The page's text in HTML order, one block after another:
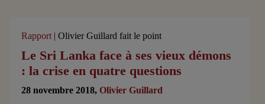
Rapport | Olivier Guillard fait le point
Le Sri Lanka face à ses vieux démons
: la crise en quatre questions
28 novembre 2018,Olivier Guillard